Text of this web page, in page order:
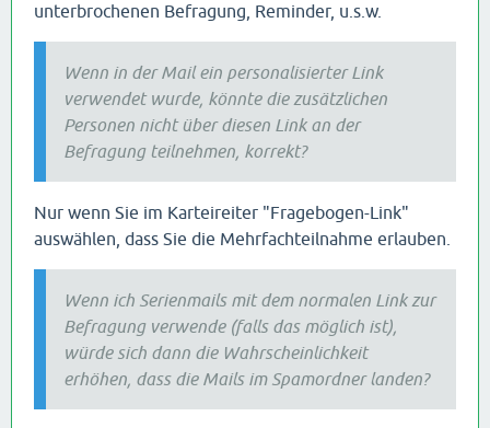
unterbrochenen Befragung, Reminder, u.s.w.
Wenn in der Mail ein personalisierter Link
verwendet wurde, könnte die zusätzlichen
Personen nicht über diesen Link an der
Befragung teilnehmen, korrekt?
Nur wenn Sie im Karteireiter "Fragebogen-Link"
auswählen, dass Sie die Mehrfachteilnahme erlauben.
Wenn ich Serienmails mit dem normalen Link zur
Befragung verwende (falls das möglich ist),
würde sich dann die Wahrscheinlichkeit
erhöhen, dass die Mails im Spamordner landen?